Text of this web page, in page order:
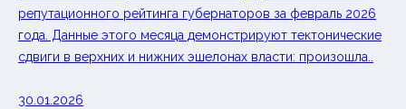
репутационного рейтинга губернаторов за февраль 2026
года. Данные этого месяца демонстрируют тектонические
сдвиги в верхних и нижних эшелонах власти: произошла..
30.01.2026